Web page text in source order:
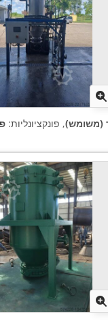
(משומש), פונקציונליות: